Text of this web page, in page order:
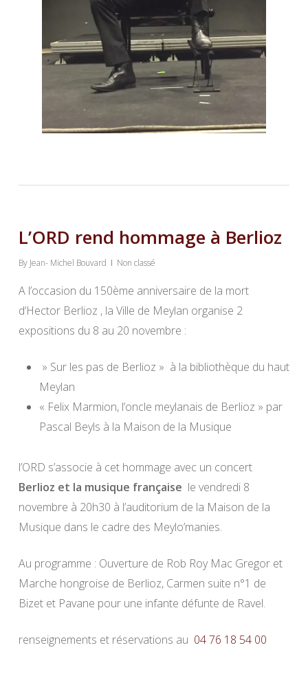
L’ORD rend hommage à Berlioz
By Jean- Michel Bouvard Non classé
A l’occasion du 150ème anniversaire de la mort
d’Hector Berlioz , la Ville de Meylan organise 2
expositions du 8 au 20 novembre :
» Sur les pas de Berlioz » à la bibliothèque du haut
Meylan
« Felix Marmion, l’oncle meylanais de Berlioz » par
Pascal Beyls à la Maison de la Musique
l’ORD s’associe à cet hommage avec un concert
Berlioz et la musique française le vendredi 8
novembre à 20h30 à l’auditorium de la Maison de la
Musique dans le cadre des Meylo’manies.
Au programme : Ouverture de Rob Roy Mac Gregor et
Marche hongroise de Berlioz, Carmen suite n°1 de
Bizet et Pavane pour une infante défunte de Ravel.
renseignements et réservations au 04 76 18 54 00